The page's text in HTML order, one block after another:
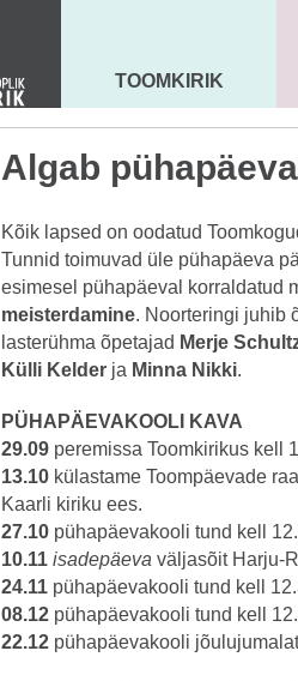
MAARJA KIRIK
TOOMKIRIK
Algab
Kõik lapsed on oodatud
Tunnid toimuvad üle pühapäeva
esimesel pühapäeval korraldatud
meisterdamine. Noorteringi juhib
lasterühma õpetajad Merje
Külli Kelder ja Minna Nikki.
PÜHAPÄEVAKOOLI KAVA
29.09 peremissa Toomkirikus kell
13.10 külastame Toompäevade
Kaarli kiriku ees.
27.10 pühapäevakooli tund kell
10.11 isadepäeva väljasõit Harju-
24.11 pühapäevakooli tund kell
08.12 pühapäevakooli tund kell
22.12 pühapäevakooli